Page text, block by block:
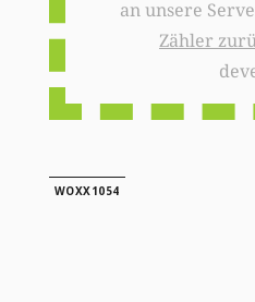
an unsere
Zähler
WOXX1054